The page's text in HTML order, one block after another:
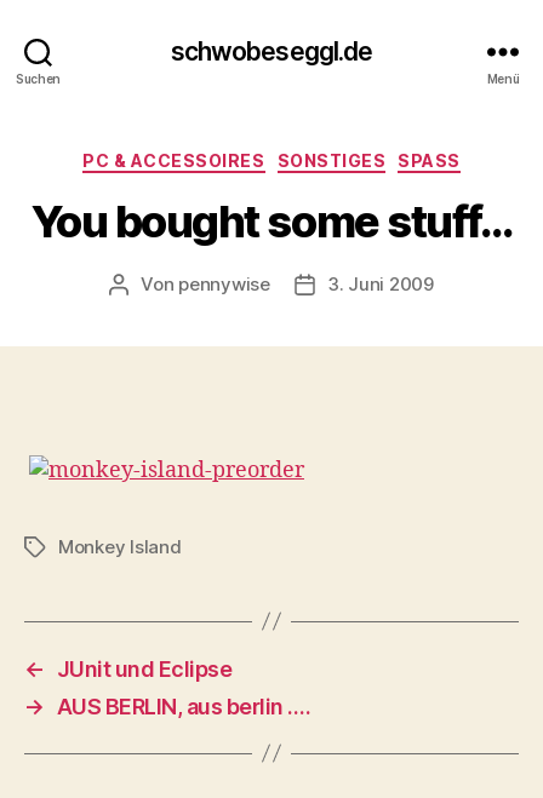
Suchen
schwobeseggl.de
Menü
Kategorien
PC & ACCESSOIRES SONSTIGES SPASS
You bought some stuff…
Beitragsautor
Von pennywise Veröffentlichungsdatum
3. Juni 2009
Schlagwörter
Monkey Island
←
JUnit und Eclipse
→
AUS BERLIN, aus berlin ….